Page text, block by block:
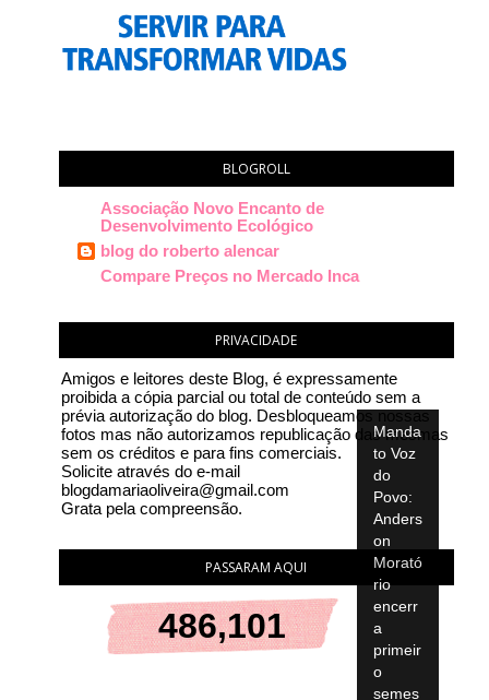
BLOGROLL
Associação Novo Encanto de
Desenvolvimento Ecológico
blog do roberto alencar
Compare Preços no Mercado Inca
PRIVACIDADE
Amigos e leitores deste Blog, é expressamente
proibida a cópia parcial ou total de conteúdo sem a
prévia autorização do blog. Desbloqueamos nossas
fotos mas não autorizamos republicação das mesmas
sem os créditos e para fins comerciais.
Solicite através do e-mail
blogdamariaoliveira@gmail.com
Grata pela compreensão.
PASSARAM AQUI
486,101